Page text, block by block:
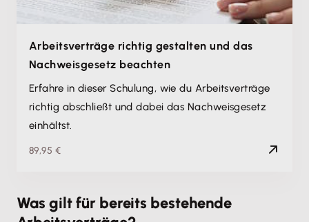
Arbeitsverträge richtig gestalten und das
Nachweisgesetz beachten
Erfahre in dieser Schulung, wie du Arbeitsverträge
richtig abschließt und dabei das Nachweisgesetz
einhältst.
89,95 €
Was gilt für bereits bestehende